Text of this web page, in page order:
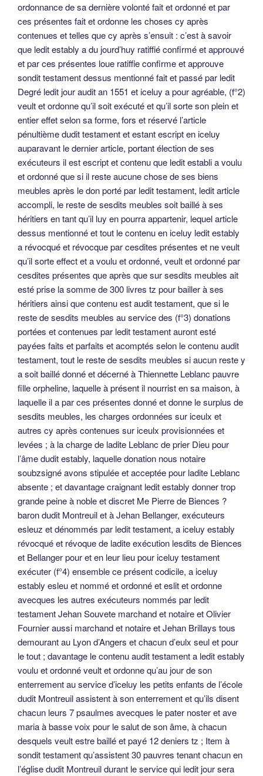
ordonnance de sa dernière volonté fait et ordonné et par
ces présentes fait et ordonne les choses cy après
contenues et telles que cy après s’ensuit : c’est à savoir
que ledit estably a du jourd’huy ratiffié confirmé et approuvé
et par ces présentes loue ratiffie confirme et approuve
sondit testament dessus mentionné fait et passé par ledit
Degré ledit jour audit an 1551 et iceluy a pour agréable, (f°2)
veult et ordonne qu’il soit exécuté et qu’il sorte son plein et
entier effet selon sa forme, fors et réservé l’article
pénultième dudit testament et estant escript en iceluy
auparavant le dernier article, portant élection de ses
exécuteurs il est escript et contenu que ledit establi a voulu
et ordonné que si il reste aucune chose de ses biens
meubles après le don porté par ledit testament, ledit article
accompli, le reste de sesdits meubles soit baillé à ses
héritiers en tant qu’il luy en pourra appartenir, lequel article
dessus mentionné et tout le contenu en iceluy ledit estably
a révocqué et révocque par cesdites présentes et ne veult
qu’il sorte effect et a voulu et ordonné, veult et ordonné par
cesdites présentes que après que sur sesdits meubles ait
esté prise la somme de 300 livres tz pour bailler à ses
héritiers ainsi que contenu est audit testament, que si le
reste de sesdits meubles au service des (f°3) donations
portées et contenues par ledit testament auront esté
payées faits et parfaits et acomptés selon le contenu audit
testament, tout le reste de sesdits meubles si aucun reste y
a soit baillé donné et décerné à Thiennette Leblanc pauvre
fille orpheline, laquelle à présent il nourrist en sa maison, à
laquelle il a par ces présentes donné et donne le surplus de
sesdits meubles, les charges ordonnées sur iceulx et
autres cy après contenues sur iceulx provisionnées et
levées ; à la charge de ladite Leblanc de prier Dieu pour
l’âme dudit estably, laquelle donation nous notaire
soubzsigné avons stipulée et acceptée pour ladite Leblanc
absente ; et davantage craignant ledit estably donner trop
grande peine à noble et discret Me Pierre de Biences ?
baron dudit Montreuil et à Jehan Bellanger, exécuteurs
esleuz et dénommés par ledit testament, a iceluy estably
révocqué et révoque de ladite exécution lesdits de Biences
et Bellanger pour et en leur lieu pour iceluy testament
exécuter (f°4) ensemble ce présent codicile, a iceluy
estably esleu et nommé et ordonné et eslit et ordonne
avecques les autres exécuteurs nommés par ledit
testament Jehan Souvete marchand et notaire et Olivier
Fournier aussi marchand et notaire et Jehan Brillays tous
demourant au Lyon d’Angers et chacun d’eulx seul et pour
le tout ; davantage le contenu audit testament a ledit estably
voulu et ordonné veult et ordonne qu’au jour de son
enterrement au service d’iceluy les petits enfants de l’école
dudit Montreuil assistent à son enterrement et qu’ils disent
chacun leurs 7 psaulmes avecques le pater noster et ave
maria à basse voix pour le salut de son âme, à chacun
desquels veult estre baillé et payé 12 deniers tz ; Item à
sondit testament qu’assistent 30 pauvres tenant chacun en
l’église dudit Montreuil durant le service qui ledit jour sera